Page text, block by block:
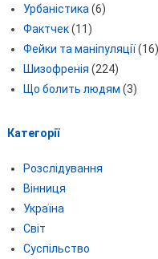
Урбаністика (6)
Фактчек(11)
Фейки та маніпуляції(16)
Шизофренія (224)
Що болить людям (3)
Категорії
Розслідування
Вінниця
Україна
Світ
Суспільство